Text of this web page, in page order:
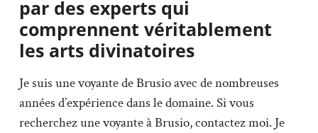
par des experts qui
comprennent véritablement
les arts divinatoires
Je suis une voyante de Brusio avec de nombreuses
années d’expérience dans le domaine. Si vous
recherchez une voyante à Brusio, contactez moi. Je